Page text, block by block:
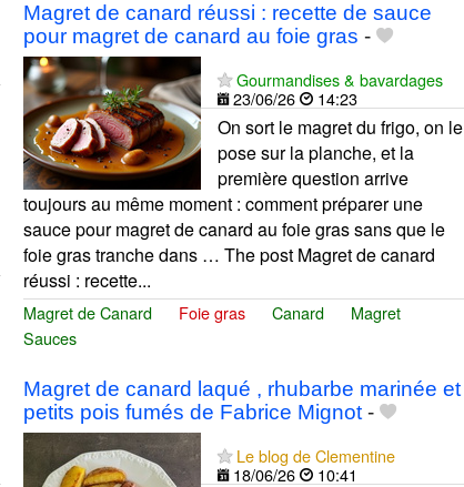
Magret de canard réussi : recette de sauce
pour magret de canard au foie gras -
Gourmandises & bavardages
23/06/26
14:23
On sort le magret du frigo, on le
pose sur la planche, et la
première question arrive
toujours au même moment : comment préparer une
sauce pour magret de canard au foie gras sans que le
foie gras tranche dans … The post Magret de canard
réussi : recette...
Magret de Canard Foie gras Canard
Magret
Sauces
Magret de canard laqué , rhubarbe marinée et
petits pois fumés de Fabrice Mignot-
Le blog de Clementine
18/06/26
10:41